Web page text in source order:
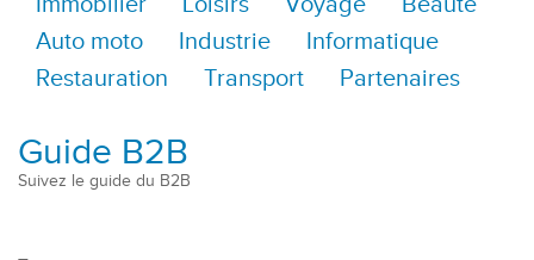
Auto moto
Industrie
Informatique
Restauration
Transport Partenaires
Guide B2B
Suivez le guide du B2B